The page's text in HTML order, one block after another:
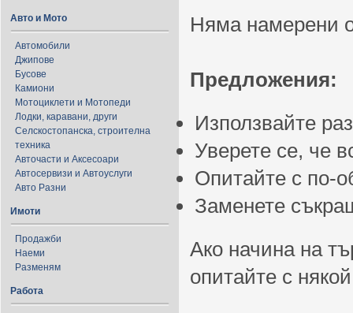
Авто и Мото
Автомобили
Джипове
Бусове
Камиони
Мотоциклети и Мотопеди
Лодки, каравани, други
Селскостопанска, строителна
техника
Авточасти и Аксесоари
Автосервизи и Автоуслуги
Авто Разни
Имоти
Продажби
Наеми
Разменям
Работа
Няма намерени
Предложения:
Използвайте
Уверете се, че
Опитайте с по-
Заменете
Ако начина на
опитайте с